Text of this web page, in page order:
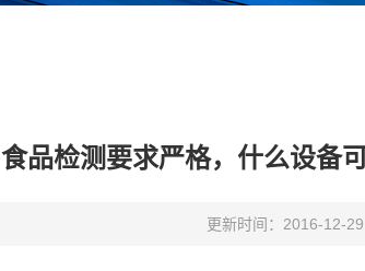
食品检测要求严格，什么设备
更新时间：2016-12-29